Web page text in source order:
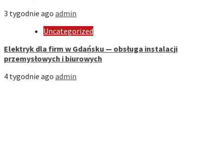
3 tygodnie ago admin
Uncategorized
Elektryk dla firm w Gdańsku — obsługa instalacji
przemysłowych i biurowych
4 tygodnie ago admin